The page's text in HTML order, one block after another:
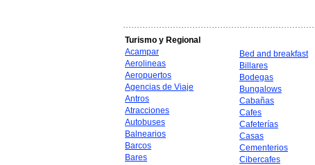
Turismo y Regional
Acampar
Aerolineas
Aeropuertos
Agencias de Viaje
Antros
Atracciones
Autobuses
Balnearios
Barcos
Bares
Bed and breakfast
Billares
Bodegas
Bungalows
Cabañas
Cafes
Cafeterías
Casas
Cementerios
Cibercafes